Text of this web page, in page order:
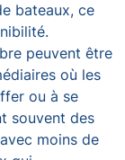
bateaux, ce
peuvent être
où les
ou à se
souvent des
moins de